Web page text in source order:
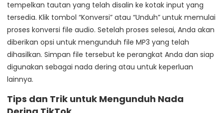
tempelkan tautan yang telah disalin ke kotak input yang
tersedia. Klik tombol “Konversi” atau “Unduh” untuk memulai
proses konversi file audio. Setelah proses selesai, Anda akan
diberikan opsi untuk mengunduh file MP3 yang telah
dihasilkan. Simpan file tersebut ke perangkat Anda dan siap
digunakan sebagai nada dering atau untuk keperluan
lainnya.
Tips dan Trik untuk Mengunduh Nada